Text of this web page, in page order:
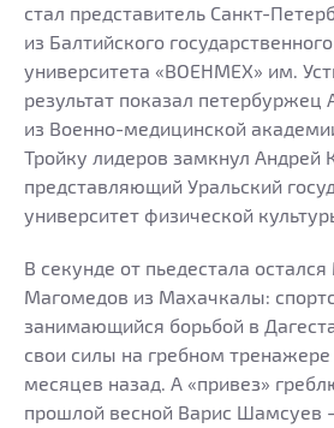
стал представитель Санкт-
из Балтийского
университета «ВОЕНМЕХ» им.
результат показал петербуржец
из Военно-медицинской
Тройку лидеров замкнул Андрей
представляющий Уральский
университет физической
В секунде от пьедестала
Магомедов из Махачкалы:
занимающийся борьбой в
свои силы на гребном тренажере
месяцев назад. А «привез»
прошлой весной Варис Шамсуев